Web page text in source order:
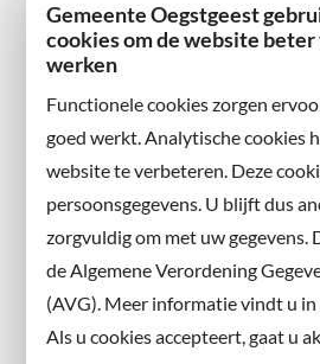
Gemeente Oegstgeest
cookies om de website
werken
Functionele cookies zorgen
goed werkt. Analytische cookies
website te verbeteren. Deze
persoonsgegevens. U blijft dus
zorgvuldig om met uw gegevens.
de Algemene Verordening
(AVG). Meer informatie vindt u in
Als u cookies accepteert, gaat u
Wilt u niets missen?
en volg ons ook op sociale media.
Facebook
X
Instagram
Contact met de